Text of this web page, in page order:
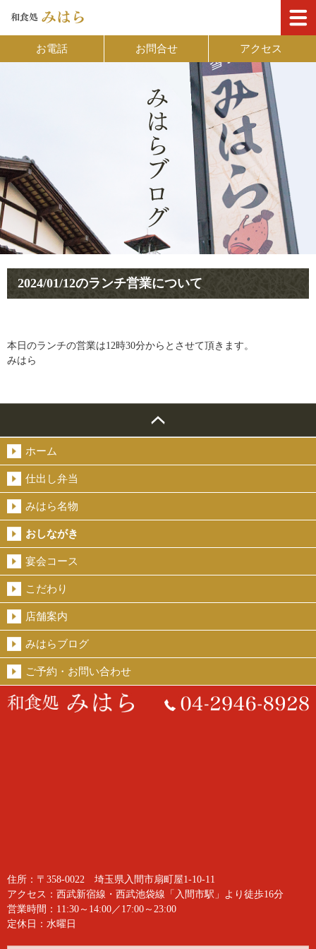
お電話 お問合せ アクセス
2024/01/12のランチ営業について
本日のランチの営業は12時30分からとさせて頂きます。
みはら
ホーム
仕出し弁当
みはら名物
おしながき
宴会コース
こだわり
店舗案内
みはらブログ
ご予約・お問い合わせ
住所：〒358-0022 埼玉県入間市扇町屋1-10-11
アクセス：西武新宿線・西武池袋線「入間市駅」より徒歩16分
営業時間：11:30～14:00／17:00～23:00
定休日：水曜日